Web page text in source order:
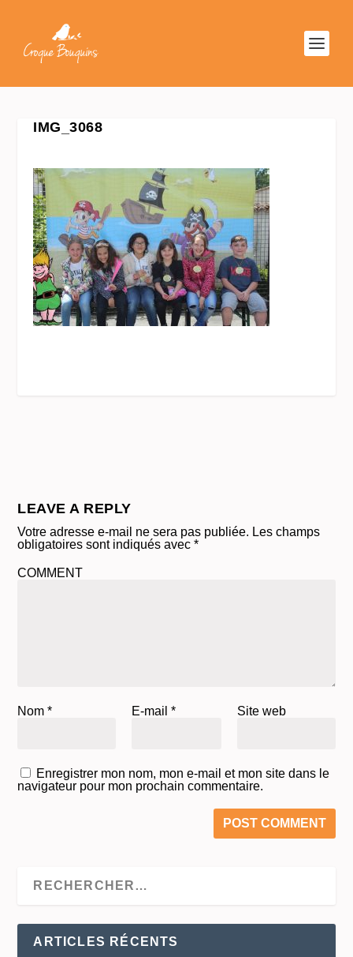
IMG_3068
LEAVE A REPLY
Votre adresse e-mail ne sera pas publiée. Les champs
obligatoires sont indiqués avec*
COMMENT
Nom* E-mail * Site web
Enregistrer mon nom, mon e-mail et mon site dans le
navigateur pour mon prochain commentaire.
ARTICLES RÉCENTS